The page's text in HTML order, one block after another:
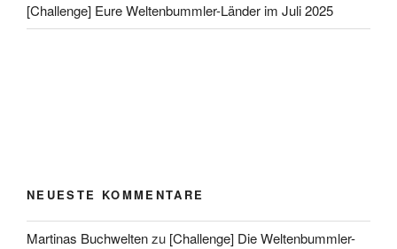
[Challenge] Eure Weltenbummler-Länder im Juli 2025
NEUESTE KOMMENTARE
Martinas Buchweltenzu [Challenge] Die Weltenbummler-